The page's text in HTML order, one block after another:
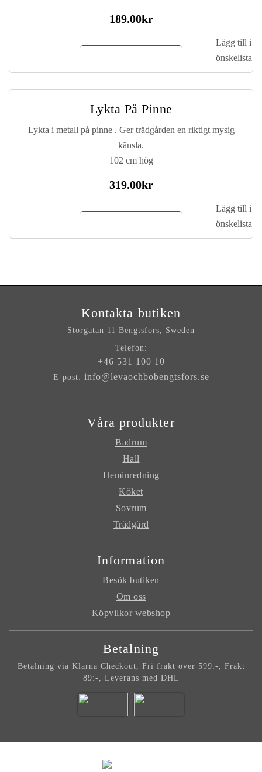
189.00kr
Lägg till i
önskelista
Lykta På Pinne
Lykta i metall på pinne . Ger trädgården en riktigt mysig
känsla.
102 cm hög
319.00kr
Lägg till i
önskelista
Kontakta butiken
Storgatan 11 Bengtsfors, Sweden
Telefon:
+46 531 100 10
E-post: info@levaochbobengtsfors.se
Våra produkter
Badrum
Hall
Heminredning
Köket
Sovrum
Trädgård
Information
Besök butiken
Om oss
Köpvilkor webshop
Betalning
Betalning via Klarna Checkout, Fri frakt över 599:-, Frakt
89:-, Leverans med DHL